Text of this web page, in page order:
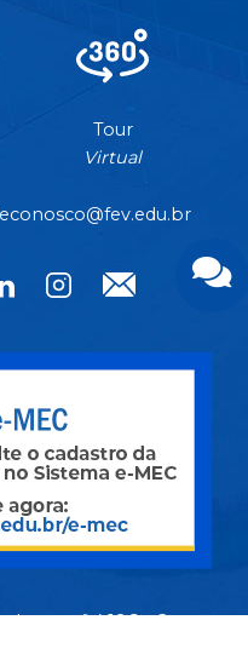
Tour
Virtual
nº 4.196 - Centro -